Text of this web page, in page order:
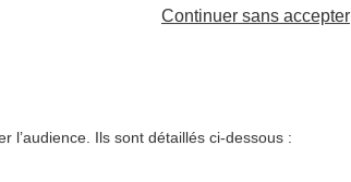
l’audience. Ils sont détaillés ci-dessous :
Continuer sans accepter